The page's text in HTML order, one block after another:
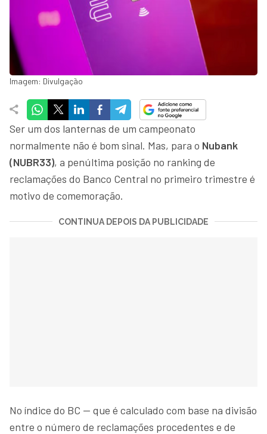
Imagem: Divulgação
Ser um dos lanternas de um campeonato
normalmente não é bom sinal. Mas, para o Nubank
(NUBR33), a penúltima posição no ranking de
reclamações do Banco Central no primeiro trimestre é
motivo de comemoração.
CONTINUA DEPOIS DA PUBLICIDADE
No índice do BC — que é calculado com base na divisão
entre o número de reclamações procedentes e de